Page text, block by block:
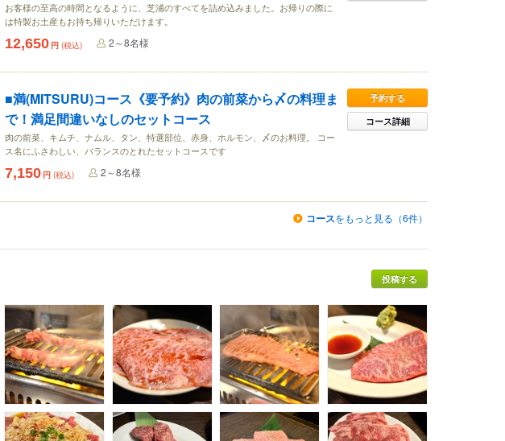
お客様の至高の時間となるように、芝浦のすべてを詰め込みました。お帰りの際に
は特製お土産もお持ち帰りいただけます。
12,650 円 (税込) 2～8名様
■満(MITSURU)コース《要予約》肉の前菜から〆の料理ま
で！満足間違いなしのセットコース
肉の前菜、キムチ、ナムル、タン、特選部位、赤身、ホルモン、〆のお料理。 コー
ス名にふさわしい、バランスのとれたセットコースです
予約する
コース詳細
7,150 円 (税込) 2～8名様
コースをもっと見る（6件）
投稿する